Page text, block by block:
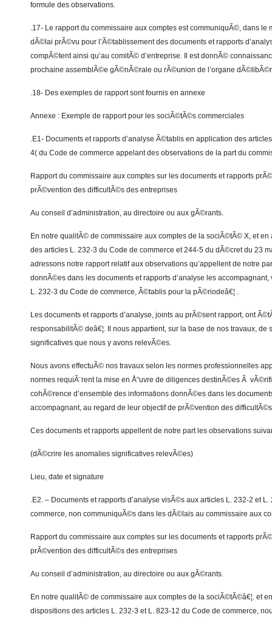
formule des observations.
.17- Le rapport du commissaire aux comptes est communiquÃ©, dans le
dÃ©lai prÃ©vu pour l’Ã©tablissement des documents et rapports
compÃ©tent ainsi qu’au comitÃ© d’entreprise. Il est donnÃ©
prochaine assemblÃ©e gÃ©nÃ©rale ou rÃ©union de l’organe
.18- Des exemples de rapport sont fournis en annexe
Annexe : Exemple de rapport pour les sociÃ©tÃ©s commerciales
.E1- Documents et rapports d’analyse Ã©tablis en application des
4( du Code de commerce appelant des observations de la part du
Rapport du commissaire aux comptes sur les documents et rapports
prÃ©vention des difficultÃ©s des entreprises
Au conseil d’administration, au directoire ou aux gÃ©rants.
En notre qualitÃ© de commissaire aux comptes de la sociÃ©tÃ© X, et
des articles L. 232-3 du Code de commerce et 244-5 du dÃ©cret du 23
adressons notre rapport relatif aux observations qu’appellent de notre
donnÃ©es dans les documents et rapports d’analyse les
L. 232-3 du Code de commerce, Ã©tablis pour la pÃ©riodeâ€¦ .
Les documents et rapports d’analyse, joints au prÃ©sent rapport, ont
responsabilitÃ© deâ€¦. Il nous appartient, sur la base de nos travaux, de
significatives que nous y avons relevÃ©es.
Nous avons effectuÃ© nos travaux selon les normes professionnelles
normes requiÃ¨rent la mise en Å“uvre de diligences destinÃ©es Ã
cohÃ©rence d’ensemble des informations donnÃ©es dans les
accompagnant, au regard de leur objectif de prÃ©vention des
Ces documents et rapports appellent de notre part les observations
(dÃ©crire les anomalies significatives relevÃ©es)
Lieu, date et signature
.E2. – Documents et rapports d’analyse visÃ©s aux articles L. 232-2 et
commerce, non communiquÃ©s dans les dÃ©lais au commissaire aux
Rapport du commissaire aux comptes sur les documents et rapports
prÃ©vention des difficultÃ©s des entreprises
Au conseil d’administration, au directoire ou aux gÃ©rants.
En notre qualitÃ© de commissaire aux comptes de la sociÃ©tÃ©â€¦. et
dispositions des articles L. 232-3 et L. 823-12 du Code de commerce,